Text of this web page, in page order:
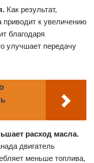
Как результат,
к увеличению
благодаря
улучшает передачу
расход масла.
двигатель
меньше топлива,